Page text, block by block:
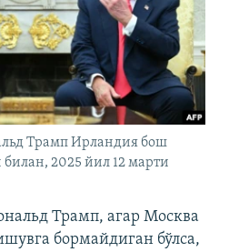
Трамп Ирландия бош
2025 йил 12 марти
Трамп, агар Москва
бормайдиган бўлса,